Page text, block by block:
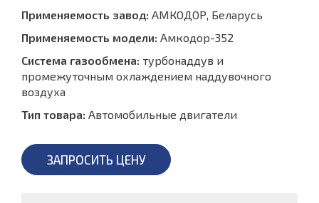
Применяемость завод: АМКОДОР, Беларусь
Применяемость модели: Амкодор-352
Система газообмена: турбонаддув и
промежуточным охлаждением наддувочного
воздуха
Тип товара: Автомобильные двигатели
ЗАПРОСИТЬ ЦЕНУ